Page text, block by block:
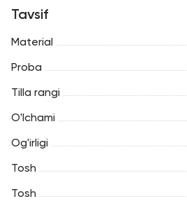
Tavsif
Material
Proba
Tilla rangi
O'lchami
Og'irligi
Tosh
Tosh